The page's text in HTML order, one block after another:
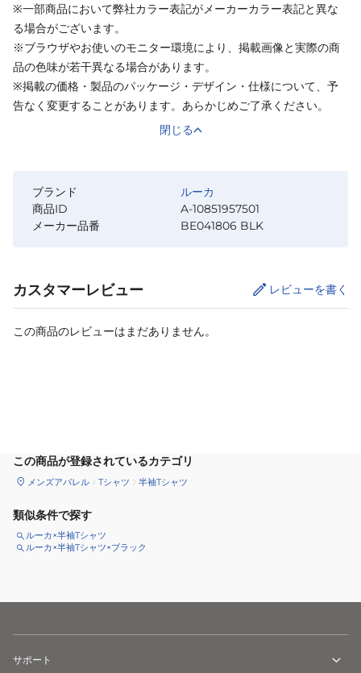
※一部商品において弊社カラー表記がメーカーカラー表記と異な
る場合がございます。
※ブラウザやお使いのモニター環境により、掲載画像と実際の商
品の色味が若干異なる場合があります。
※掲載の価格・製品のパッケージ・デザイン・仕様について、予
告なく変更することがあります。あらかじめご了承ください。
閉じる
ブランド
ルーカ
商品ID
A-10851957501
メーカー品番
BE041806 BLK
カスタマーレビュー レビューを書く
この商品のレビューはまだありません。
この商品が登録されているカテゴリ
メンズアパレル Tシャツ 半袖Tシャツ
類似条件で探す
ルーカ×半袖Tシャツ
ルーカ×半袖Tシャツ×ブラック
サポート